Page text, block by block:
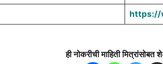
https://
ही नोकरीची माहिती मित्रांसोबत